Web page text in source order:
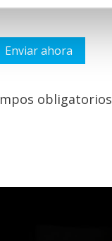
obligatorios